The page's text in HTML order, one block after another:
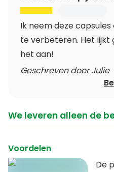
Ik neem deze
te verbeteren. Het lijkt
het aan!
Geschreven door Julie
We leveren alleen de
Voordelen
De